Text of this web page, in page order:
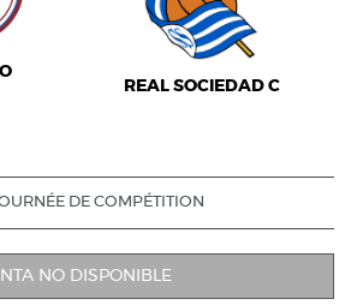
REAL SOCIEDAD C
DE COMPÉTITION
NO DISPONIBLE